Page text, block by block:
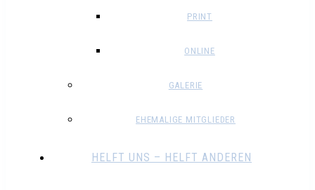
PRINT
ONLINE
GALERIE
EHEMALIGE MITGLIEDER
HELFT UNS – HELFT ANDEREN